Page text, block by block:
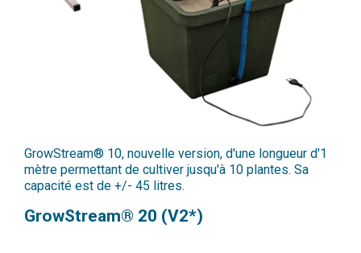
GrowStream® 10, nouvelle version, d'une longueur d'1
mètre permettant de cultiver jusqu'à 10 plantes. Sa
capacité est de +/- 45 litres.
GrowStream® 20 (V2*)